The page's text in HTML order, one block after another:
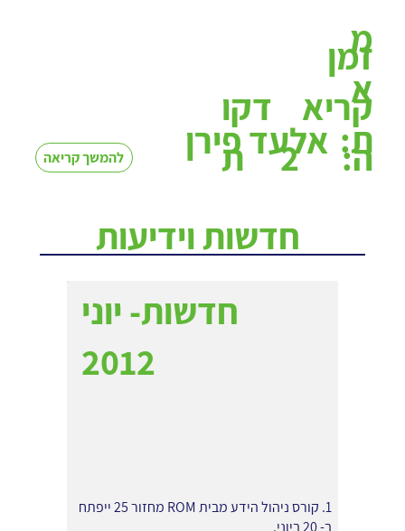
אלעד פירן
מ
א
ת:
להמשך קריאה
דקו
ת
זמן
קריא
ה:
2
חדשות וידיעות
חדשות- יוני
2012
1. קורס ניהול הידע מבית ROM מחזור 25 ייפתח
ב- 20 ביוני.